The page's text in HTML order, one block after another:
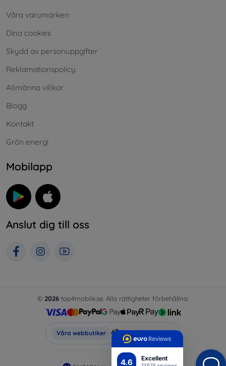
4.6 Excellent
Våra varumärken
Dina cookies
Skydd av personuppgifter
Reklamationspolicy
Allmänna villkor
Blogg
Kontakt
Grön energi
Mobilapp
Anslut dig till oss
© 2026 top4mobile.se. Alla rättigheter förbehållna.
Våra webbutiker Top4Mobile.se